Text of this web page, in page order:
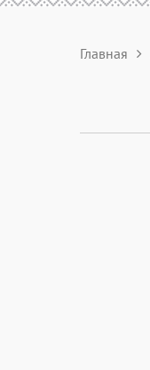
Главная